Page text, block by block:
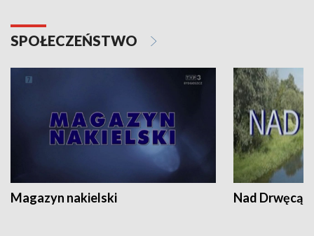
SPOŁECZEŃSTWO
Magazyn nakielski Nad Drwęcą